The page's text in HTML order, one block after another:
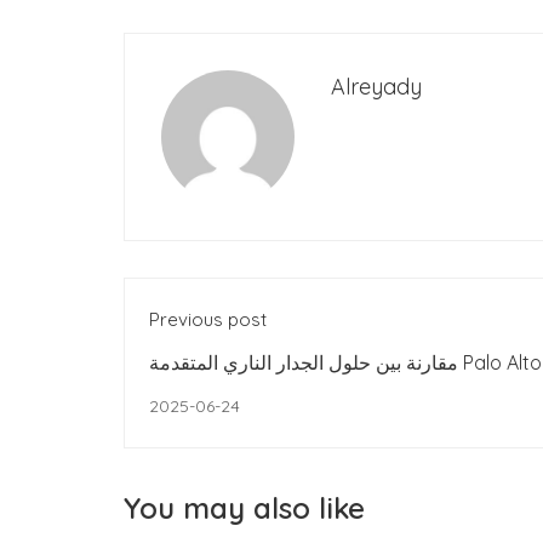
Alreyady
Previous post
مقارنة بين حلول الجدار الناري المتقدمة Palo Alto وFortinet وpfSense
2025-06-24
You may also like